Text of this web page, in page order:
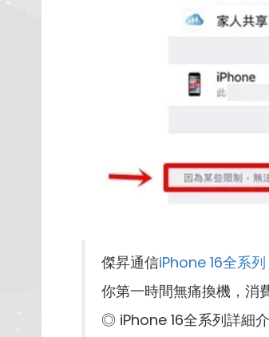
傑昇通信iPhone 16全系列
你第一時間無痛換機，消
◎ iPhone 16全系列詳細